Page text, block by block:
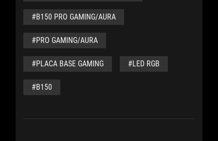
#B150 PRO GAMING/AURA
#PRO GAMING/AURA
#PLACA BASE GAMING #LED RGB
#B150